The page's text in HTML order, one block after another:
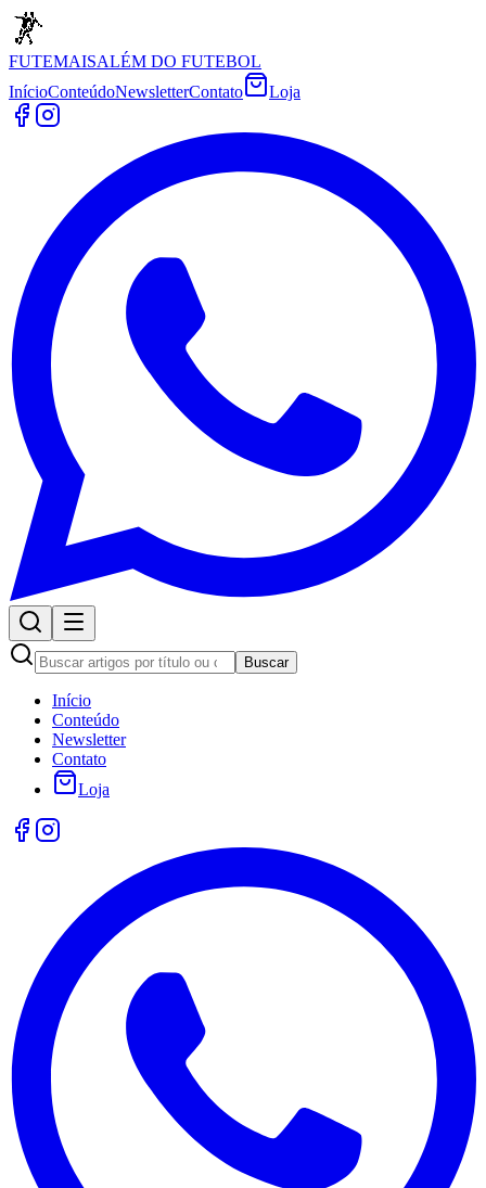
FUTEMAISALÉM DO FUTEBOL
InícioConteúdoNewsletterContato Loja
Buscar
Início
Conteúdo
Newsletter
Contato
Loja